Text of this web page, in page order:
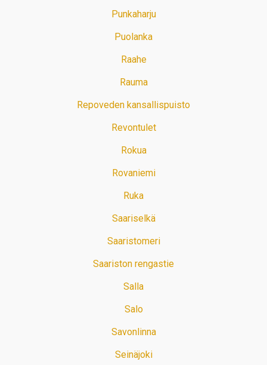
Punkaharju
Puolanka
Raahe
Rauma
Repoveden kansallispuisto
Revontulet
Rokua
Rovaniemi
Ruka
Saariselkä
Saaristomeri
Saariston rengastie
Salla
Salo
Savonlinna
Seinäjoki